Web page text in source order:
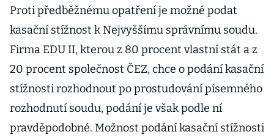
Proti předběžnému opatření je možné podat
kasační stížnost k Nejvyššímu správnímu soudu.
Firma EDU II, kterou z 80 procent vlastní stát a z
20 procent společnost ČEZ, chce o podání kasační
stížnosti rozhodnout po prostudování písemného
rozhodnutí soudu, podání je však podle ní
pravděpodobné. Možnost podání kasační stížnosti